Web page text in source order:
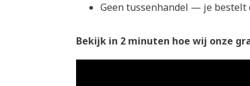
Geen tussenhandel — je bestelt
Bekijk in 2 minuten hoe wij onze